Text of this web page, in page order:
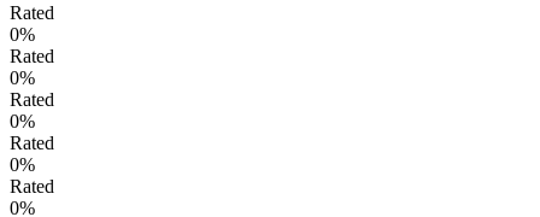
Rated
0%
Rated
0%
Rated
0%
Rated
0%
Rated
0%